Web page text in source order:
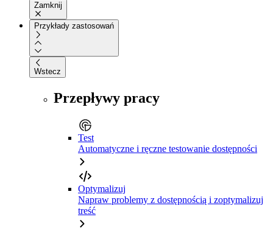
Zamknij
Przykłady zastosowań
Wstecz
Przepływy pracy
Test
Automatyczne i ręczne testowanie dostępności
Optymalizuj
Napraw problemy z dostępnością i zoptymalizuj
treść